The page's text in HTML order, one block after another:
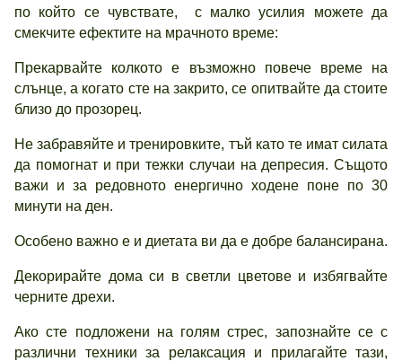
по който се чувствате, с малко усилия можете да
смекчите ефектите на мрачното време:
Прекарвайте колкото е възможно повече време на
слънце, а когато сте на закрито, се опитвайте да стоите
близо до прозорец.
Не забравяйте и тренировките, тъй като те имат силата
да помогнат и при тежки случаи на депресия. Същото
важи и за редовното енергично ходене поне по 30
минути на ден.
Особено важно е и диетата ви да е добре балансирана.
Декорирайте дома си в светли цветове и избягвайте
черните дрехи.
Ако сте подложени на голям стрес, запознайте се с
различни техники за релаксация и прилагайте тази,